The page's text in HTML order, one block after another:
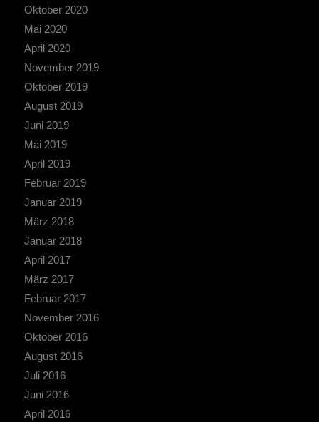
Oktober 2020
Mai 2020
April 2020
November 2019
Oktober 2019
August 2019
Juni 2019
Mai 2019
April 2019
Februar 2019
Januar 2019
März 2018
Januar 2018
April 2017
März 2017
Februar 2017
November 2016
Oktober 2016
August 2016
Juli 2016
Juni 2016
April 2016